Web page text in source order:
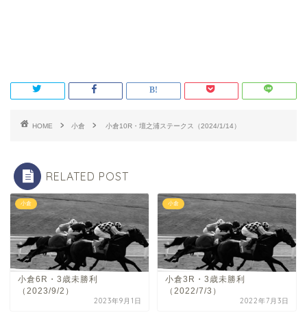
HOME 小倉 小倉10R・壇之浦ステークス（2024/1/14）
RELATED POST
小倉
小倉6R・3歳未勝利
（2023/9/2）
2023年9月1日
小倉
小倉3R・3歳未勝利
（2022/7/3）
2022年7月3日